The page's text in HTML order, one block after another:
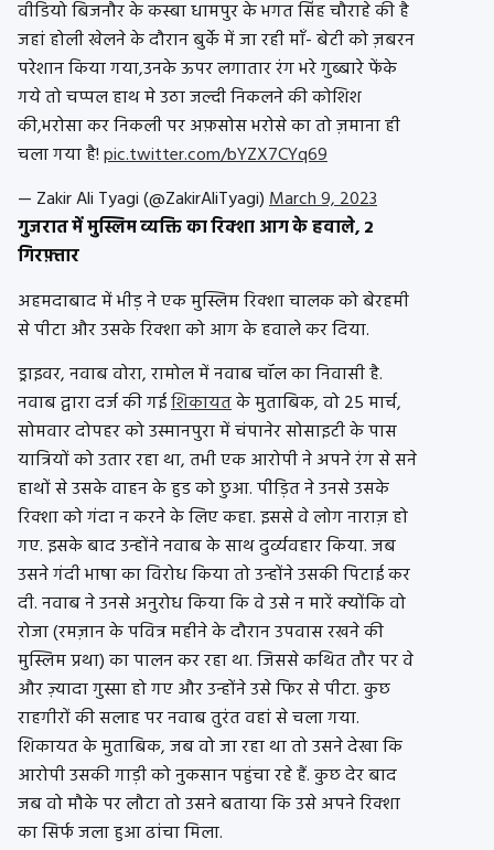
वीडियो बिजनौर के कस्बा धामपुर के भगत सिंह चौराहे की है
जहां होली खेलने के दौरान बुर्के में जा रही माँ- बेटी को ज़बरन
परेशान किया गया,उनके ऊपर लगातार रंग भरे गुब्बारे फेंके
गये तो चप्पल हाथ मे उठा जल्दी निकलने की कोशिश
की,भरोसा कर निकली पर अफ़सोस भरोसे का तो ज़माना ही
चला गया है!pic.twitter.com/bYZX7CYq69
— Zakir Ali Tyagi (@ZakirAliTyagi)March 9, 2023
गुजरात में मुस्लिम व्यक्ति का रिक्शा आग के हवाले, 2
गिरफ़्तार
अहमदाबाद में भीड़ ने एक मुस्लिम रिक्शा चालक को बेरहमी
से पीटा और उसके रिक्शा को आग के हवाले कर दिया.
ड्राइवर, नवाब वोरा, रामोल में नवाब चॉल का निवासी है.
नवाब द्वारा दर्ज की गईशिकायतके मुताबिक, वो 25 मार्च,
सोमवार दोपहर को उस्मानपुरा में चंपानेर सोसाइटी के पास
यात्रियों को उतार रहा था, तभी एक आरोपी ने अपने रंग से सने
हाथों से उसके वाहन के हुड को छुआ. पीड़ित ने उनसे उसके
रिक्शा को गंदा न करने के लिए कहा. इससे वे लोग नाराज़ हो
गए. इसके बाद उन्होंने नवाब के साथ दुर्व्यवहार किया. जब
उसने गंदी भाषा का विरोध किया तो उन्होंने उसकी पिटाई कर
दी. नवाब ने उनसे अनुरोध किया कि वे उसे न मारें क्योंकि वो
रोजा (रमज़ान के पवित्र महीने के दौरान उपवास रखने की
मुस्लिम प्रथा) का पालन कर रहा था. जिससे कथित तौर पर वे
और ज़्यादा गुस्सा हो गए और उन्होंने उसे फिर से पीटा. कुछ
राहगीरों की सलाह पर नवाब तुरंत वहां से चला गया.
शिकायत के मुताबिक, जब वो जा रहा था तो उसने देखा कि
आरोपी उसकी गाड़ी को नुकसान पहुंचा रहे हैं. कुछ देर बाद
जब वो मौके पर लौटा तो उसने बताया कि उसे अपने रिक्शा
का सिर्फ जला हुआ ढांचा मिला.